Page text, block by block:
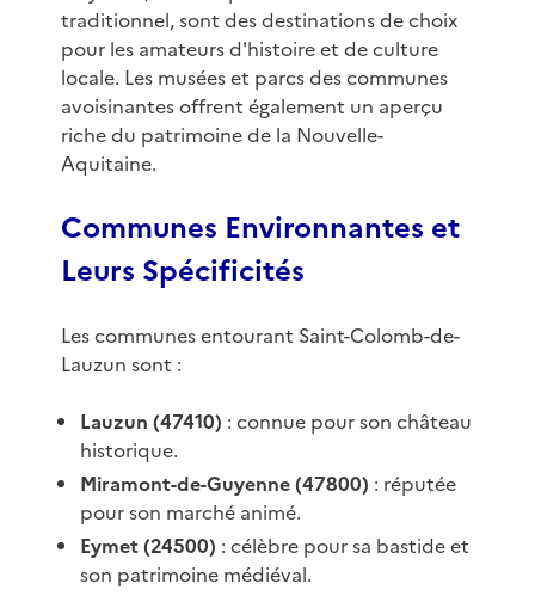
traditionnel, sont des destinations de choix
pour les amateurs d'histoire et de culture
locale. Les musées et parcs des communes
avoisinantes offrent également un aperçu
riche du patrimoine de la Nouvelle-
Aquitaine.
Communes Environnantes et
Leurs Spécificités
Les communes entourant Saint-Colomb-de-
Lauzun sont :
Lauzun (47410) : connue pour son château
historique.
Miramont-de-Guyenne (47800) : réputée
pour son marché animé.
Eymet (24500) : célèbre pour sa bastide et
son patrimoine médiéval.